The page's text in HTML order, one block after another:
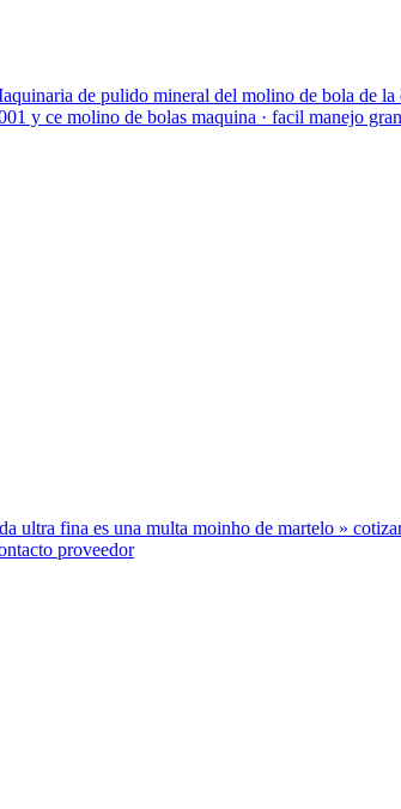
de pulido mineral del molino de bola de
y ce molino de bolas maquina · facil manejo
ultra fina es una multa moinho de martelo »
proveedor